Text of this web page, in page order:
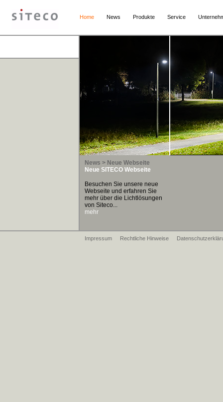
Home News Produkte Service
News > Neue Webseite
Neue SITECO Webseite
Besuchen Sie unsere neue
Webseite und erfahren Sie
mehr über die Lichtlösungen
von Siteco...
mehr
Impressum Rechtliche Hinweise